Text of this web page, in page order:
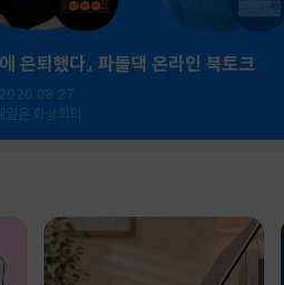
은퇴했다』 파돌댁 온라인 북토크
2026.08.27.
일온 화상회의